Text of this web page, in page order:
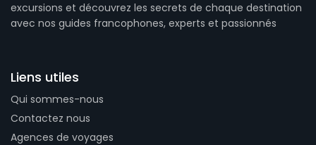
excursions et découvrez les secrets de chaque destination
avec nos guides francophones, experts et passionnés
Liens utiles
Qui sommes-nous
Contactez nous
Agences de voyages